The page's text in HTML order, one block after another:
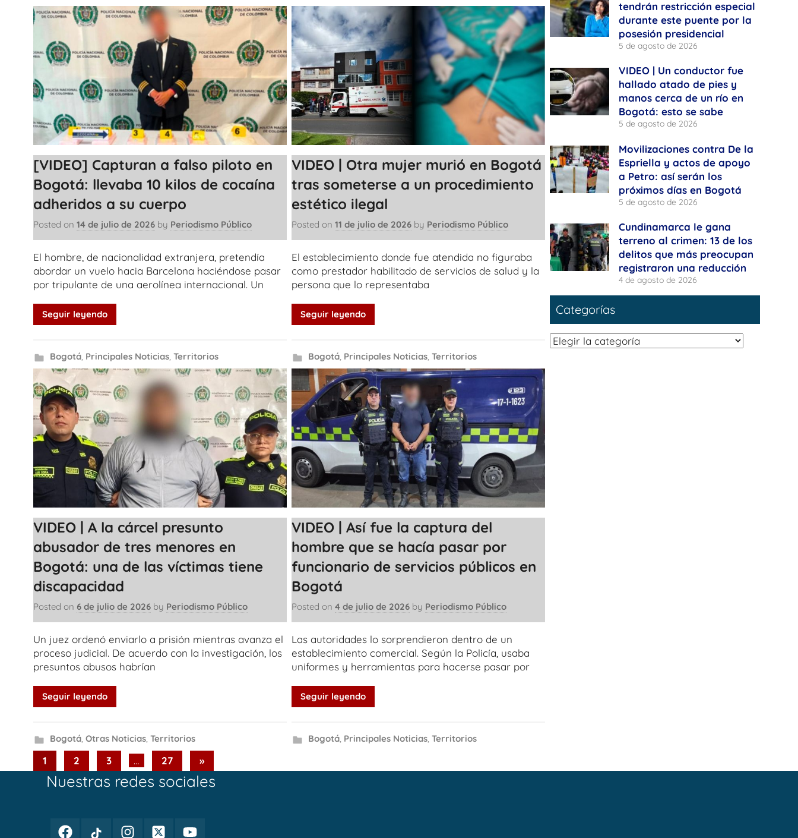
[VIDEO] Capturan a falso piloto en
Bogotá: llevaba 10 kilos de cocaína
adheridos a su cuerpo
Posted on 14 de julio de 2026 by Periodismo Público
El hombre, de nacionalidad extranjera, pretendía
abordar un vuelo hacia Barcelona haciéndose pasar
por tripulante de una aerolínea internacional. Un
Seguir leyendo
Bogotá, Principales Noticias, Territorios
VIDEO | Otra mujer murió en Bogotá
tras someterse a un procedimiento
estético ilegal
Posted on11 de julio de 2026 by Periodismo Público
El establecimiento donde fue atendida no figuraba
como prestador habilitado de servicios de salud y la
persona que lo representaba
Seguir leyendo
Bogotá, Principales Noticias, Territorios
VIDEO | A la cárcel presunto
abusador de tres menores en
Bogotá: una de las víctimas tiene
discapacidad
Posted on 6 de julio de 2026 by Periodismo Público
Un juez ordenó enviarlo a prisión mientras avanza el
proceso judicial. De acuerdo con la investigación, los
presuntos abusos habrían
Seguir leyendo
Bogotá, Otras Noticias, Territorios
VIDEO | Así fue la captura del
hombre que se hacía pasar por
funcionario de servicios públicos en
Bogotá
Posted on4 de julio de 2026 by Periodismo Público
Las autoridades lo sorprendieron dentro de un
establecimiento comercial. Según la Policía, usaba
uniformes y herramientas para hacerse pasar por
Seguir leyendo
Bogotá, Principales Noticias, Territorios
Paginación
de
1 2 3 … 27
Next
Posts
»
tendrán restricción especial
durante este puente por la
posesión presidencial
5 de agosto de 2026
VIDEO | Un conductor fue
hallado atado de pies y
manos cerca de un río en
Bogotá: esto se sabe
5 de agosto de 2026
Movilizaciones contra De la
Espriella y actos de apoyo
a Petro: así serán los
próximos días en Bogotá
5 de agosto de 2026
Cundinamarca le gana
terreno al crimen: 13 de los
delitos que más preocupan
registraron una reducción
4 de agosto de 2026
Categorías
Categorías
Nuestras redes sociales
FacebookTikTok
InstagramTwitterYoutube